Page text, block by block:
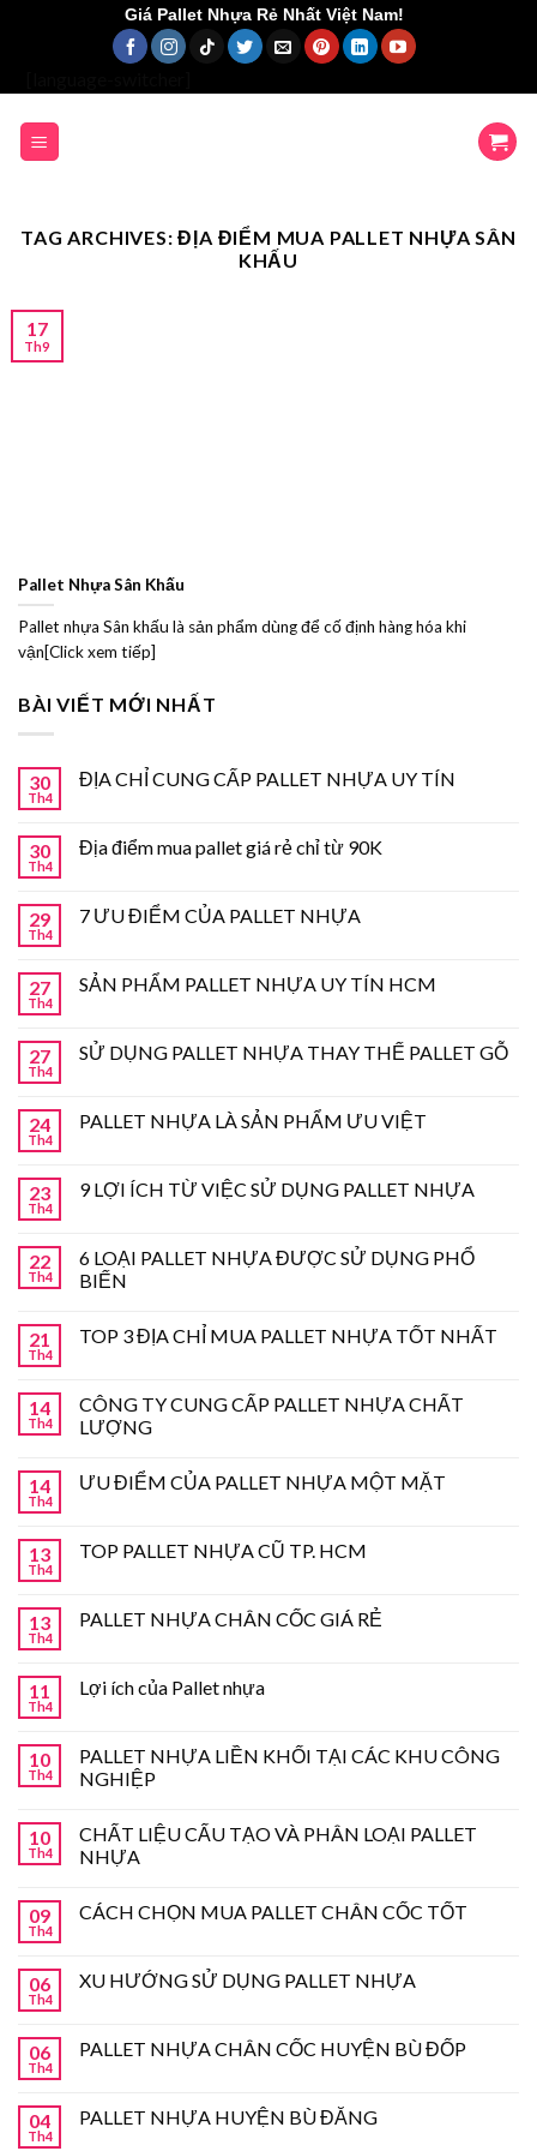
Giá Pallet Nhựa Rẻ Nhất Việt Nam!
TAG ARCHIVES:ĐỊA ĐIỂM MUA PALLET NHỰA SÂN
KHẤU
Pallet Nhựa Sân Khấu
Pallet nhựa Sân khấu là sản phẩm dùng để cố định hàng hóa khi
vận[Click xem tiếp]
17
Th9
BÀI VIẾT MỚI NHẤT
30
Th4
ĐỊA CHỈ CUNG CẤP PALLET NHỰA UY TÍN
30
Th4
Địa điểm mua pallet giá rẻ chỉ từ 90K
29
Th4
7 ƯU ĐIỂM CỦA PALLET NHỰA
27
Th4
SẢN PHẨM PALLET NHỰA UY TÍN HCM
27
Th4
SỬ DỤNG PALLET NHỰA THAY THẾ PALLET GỖ
24
Th4
PALLET NHỰA LÀ SẢN PHẨM ƯU VIỆT
23
Th4
9 LỢI ÍCH TỪ VIỆC SỬ DỤNG PALLET NHỰA
22
Th4
6 LOẠI PALLET NHỰA ĐƯỢC SỬ DỤNG PHỔ
BIẾN
21
Th4
TOP 3 ĐỊA CHỈ MUA PALLET NHỰA TỐT NHẤT
14
Th4
CÔNG TY CUNG CẤP PALLET NHỰA CHẤT
LƯỢNG
14
Th4
ƯU ĐIỂM CỦA PALLET NHỰA MỘT MẶT
13
Th4
TOP PALLET NHỰA CŨ TP. HCM
13
Th4
PALLET NHỰA CHÂN CỐC GIÁ RẺ
11
Th4
Lợi ích của Pallet nhựa
10
Th4
PALLET NHỰA LIỀN KHỐI TẠI CÁC KHU CÔNG
NGHIỆP
10
Th4
CHẤT LIỆU CẤU TẠO VÀ PHÂN LOẠI PALLET
NHỰA
09
Th4
CÁCH CHỌN MUA PALLET CHÂN CỐC TỐT
06
Th4
XU HƯỚNG SỬ DỤNG PALLET NHỰA
06
Th4
PALLET NHỰA CHÂN CỐC HUYỆN BÙ ĐỐP
04
Th4
PALLET NHỰA HUYỆN BÙ ĐĂNG